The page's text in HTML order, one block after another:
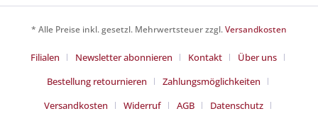
* Alle Preise inkl. gesetzl. Mehrwertsteuer zzgl.Versandkosten
Filialen Newsletter abonnieren Kontakt
Über uns
Bestellung retournieren
Zahlungsmöglichkeiten
Versandkosten
Widerruf AGB
Datenschutz